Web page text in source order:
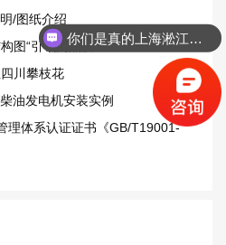
/图纸介绍
图“引领高品质”
川攀枝花
油发电机安装实例
理体系认证证书《GB/T19001-